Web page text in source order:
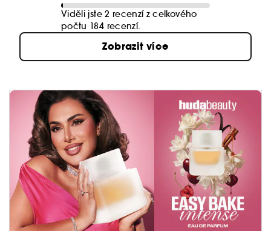
Viděli jste 2 recenzí z celkového
počtu 184 recenzí.
Zobrazit více